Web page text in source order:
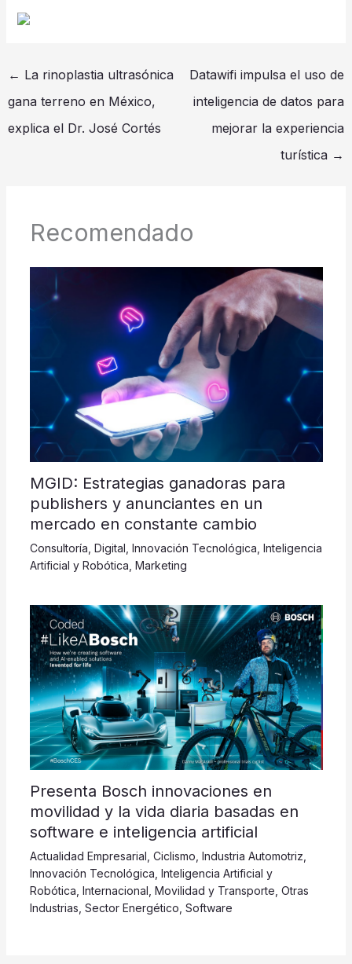
← La rinoplastia ultrasónica
gana terreno en México,
explica el Dr. José Cortés
Datawifi impulsa el uso de
inteligencia de datos para
mejorar la experiencia
turística →
Recomendado
MGID: Estrategias ganadoras para
publishers y anunciantes en un
mercado en constante cambio
Consultoría Digital Innovación Tecnológica Inteligencia
Artificial y Robótica Marketing
Presenta Bosch innovaciones en
movilidad y la vida diaria basadas en
software e inteligencia artificial
Actualidad Empresarial Ciclismo Industria Automotriz
Innovación Tecnológica Inteligencia Artificial y
Robótica Internacional Movilidad y Transporte Otras
Industrias Sector Energético Software